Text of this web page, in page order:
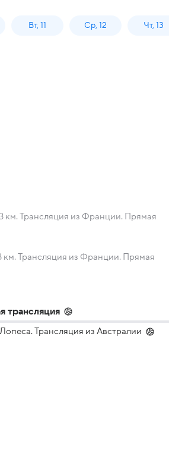
Вт, 11 Ср, 12 Чт, 13
Трансляция из Франции. Прямая
Трансляция из Франции. Прямая
трансляция
Трансляция из Австралии